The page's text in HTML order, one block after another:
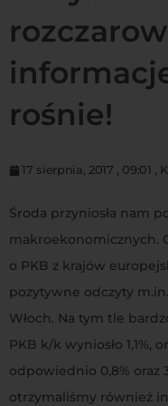
rośnie!
17 sierpnia, 2017 09:01
Środa przyniosła nam
makroekonomicznych.
o PKB z krajów
pozytywne odczyty
Włoch. Na tym tle
PKB k/k wyniosło 1,1%,
odpowiednio 0,8% oraz
otrzymaliśmy również